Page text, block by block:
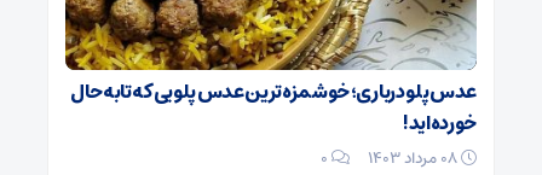
عدس پلو درباری؛ خوشمزه‌ترین عدس پلویی که تا‌به‌حال
خورده‌اید!
0